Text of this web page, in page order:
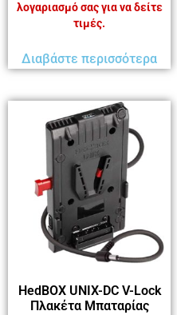
λογαριασμό σας για να δείτε
τιμές.
Διαβάστε περισσότερα
HedBOX UNIX-DC V-Lock
Πλακέτα Μπαταρίας